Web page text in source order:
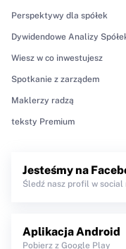
Perspektywy dla spółek
Dywidendowe Analizy
Wiesz w co inwestujesz
Spotkanie z zarządem
Maklerzy radzą
teksty Premium
Jesteśmy na
Śledź nasz profil w social
Aplikacja Android
Pobierz z Google Play